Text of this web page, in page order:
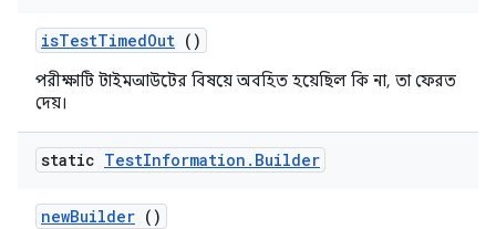
isTestTimedOut ()
পরীক্ষাটি টাইমআউটের বিষয়ে অবহিত হয়েছিল কি না, তা ফেরত
দেয়।
static TestInformation . Builder
newBuilder ()